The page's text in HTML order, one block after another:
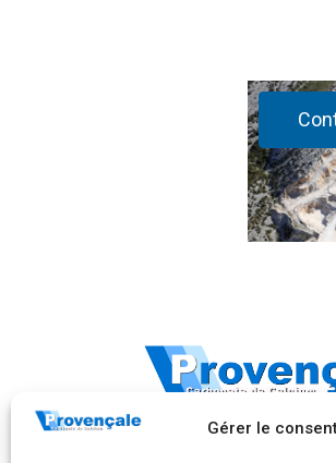
Gérer le
283, Avenue Frédéric Mistral